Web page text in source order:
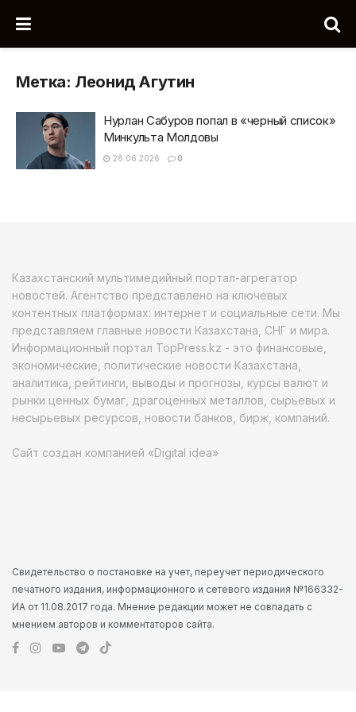
Метка: Леонид Агутин
Нурлан Сабуров попал в «черный список»
Минкульта Молдовы
26.06.2026 0
Казахстанский мультимедийный портал-агрегатор
новостей. Агентство представлено на ключевых
контентных платформах: интернет и социальные сети. Мы
представляем главные новости Казахстана, СНГ и мира.
Информационный портал TopPress.kz - это финансовые,
экономические, политические новости Казахстана,
аналитика, рейтинги, выводы и прогнозы, курсы валют и
рынки ценных бумаг, драгоценных металлов, сырьевых и
несырьевых ресурсов, новости банков, бирж, компаний.
Сайт создан компанией «Digital idea»
Свидетельство о постановке на учет, переучет периодического
печатного издания, информационного и сетевого издания №166332-
ИА от 11.08.2017 года. Мнение редакции может не совпадать с
мнением авторов и комментаторов сайта.